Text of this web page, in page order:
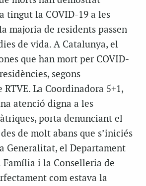
tingut la COVID-19 a les
majoria de residents passen
de vida. A Catalunya, el
que han mort per COVID-
segons
La Coordinadora 5+1,
atenció digna a les
porta denunciant el
de molt abans que s’iniciés
Generalitat, el Departament
Família i la Conselleria de
com estava la